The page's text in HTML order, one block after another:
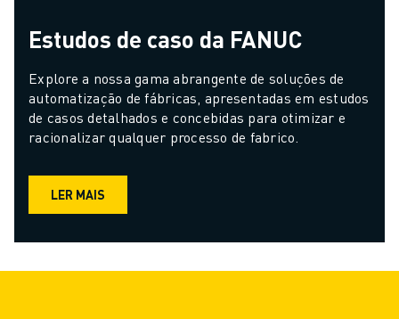
Estudos de caso da FANUC
Explore a nossa gama abrangente de soluções de
automatização de fábricas, apresentadas em estudos
de casos detalhados e concebidas para otimizar e
racionalizar qualquer processo de fabrico.
LER MAIS